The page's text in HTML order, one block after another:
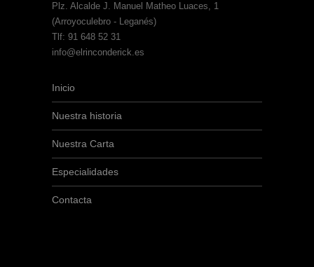
Plz. Alcalde J. Manuel Matheo Luaces, 1
(Arroyoculebro - Leganés)
Tlf: 91 648 52 31
info@elrinconderick.es
Inicio
Nuestra historia
Nuestra Carta
Especialidades
Contacta